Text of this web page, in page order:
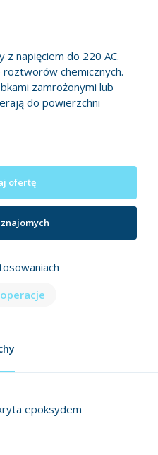
z napięciem do 220 AC.
roztworów chemicznych.
zamrożonymi lub
do powierzchni
ofertę
epoksydem